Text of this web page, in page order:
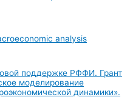
analysis
поддержке РФФИ. Грант
моделирование
динамики».